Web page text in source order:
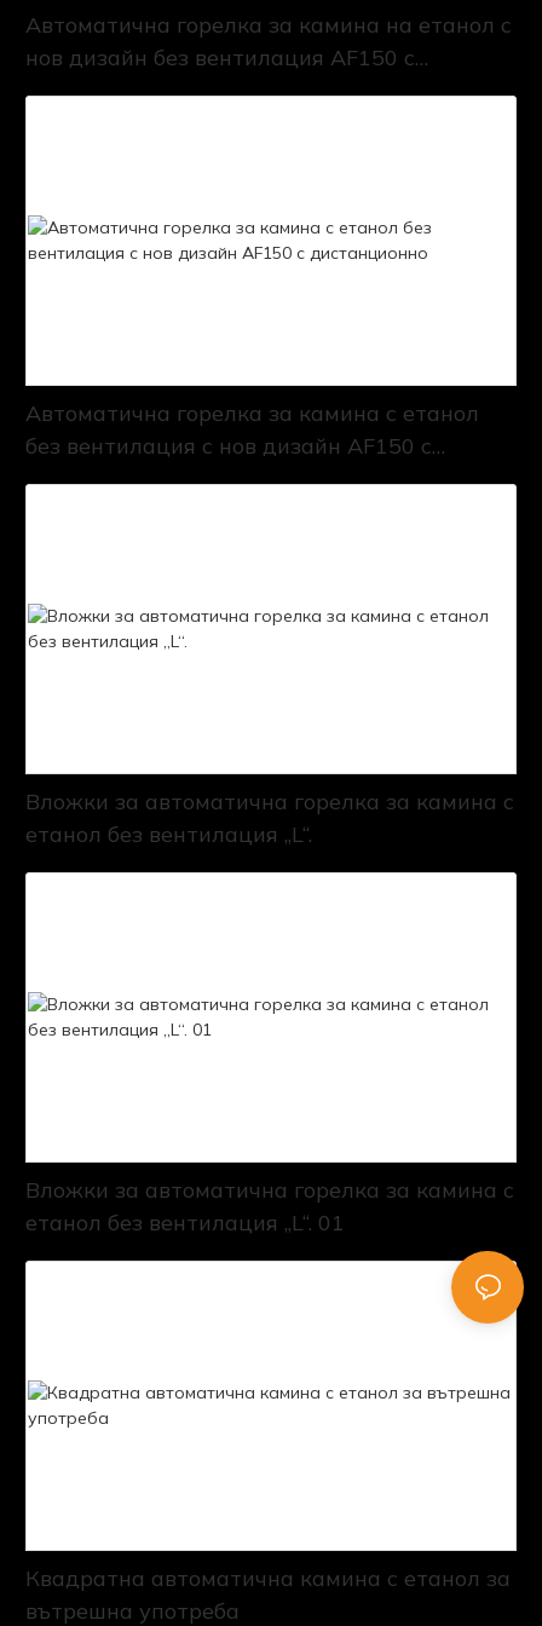
Автоматична горелка за камина на етанол с
нов дизайн без вентилация AF150 с
дистанционно
Автоматична горелка за камина с етанол
без вентилация с нов дизайн AF150 с
дистанционно
Вложки за автоматична горелка за камина с
етанол без вентилация „L“.
Вложки за автоматична горелка за камина с
етанол без вентилация „L“. 01
Квадратна автоматична камина с етанол за
вътрешна употреба